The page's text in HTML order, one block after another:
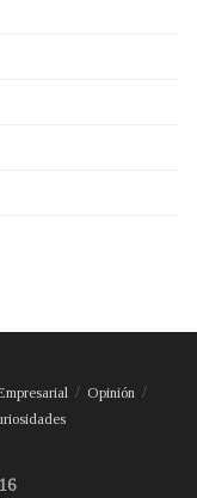
Opinión